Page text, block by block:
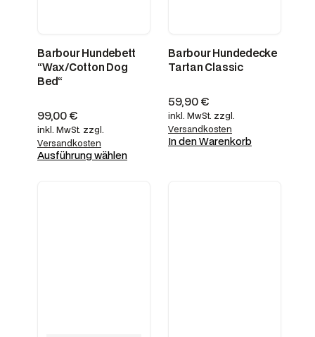
Barbour Hundebett
“Wax/Cotton Dog
Bed“
99,00€
inkl. MwSt. zzgl.
Versandkosten
Ausführung wählen
Barbour Hundedecke
Tartan Classic
59,90€
inkl. MwSt. zzgl.
Versandkosten
In den Warenkorb